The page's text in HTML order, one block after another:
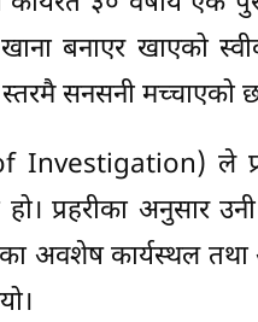
बनाएर खाएको
स्तरमै सनसनी मच्चाएको
Investigation) ले
प्रहरीका अनुसार
अवशेष कार्यस्थल